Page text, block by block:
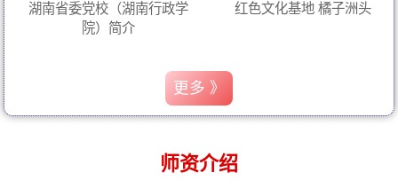
湖南省委党校（湖南行政学
院）简介
红色文化基地 橘子洲头
更多 》
师资介绍